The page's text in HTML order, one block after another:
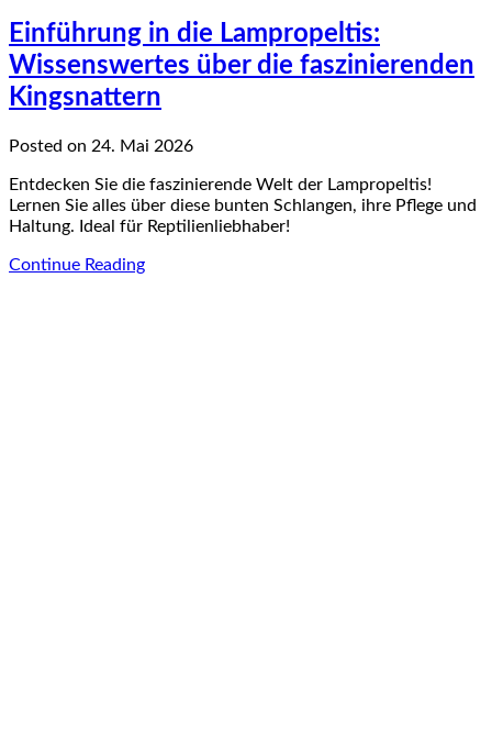
Einführung in die Lampropeltis:
Wissenswertes über die faszinierenden
Kingsnattern
Posted on 24. Mai 2026
Entdecken Sie die faszinierende Welt der Lampropeltis!
Lernen Sie alles über diese bunten Schlangen, ihre Pflege und
Haltung. Ideal für Reptilienliebhaber!
Continue Reading